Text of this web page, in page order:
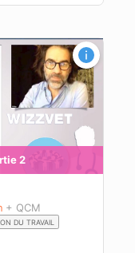
2
+ QCM
DU TRAVAIL